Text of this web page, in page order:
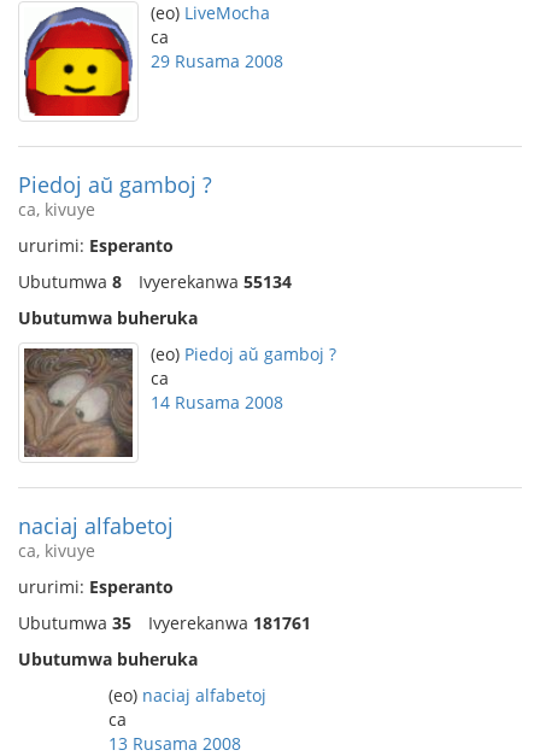
(eo) LiveMocha
ca
29 Rusama 2008
Piedoj aŭ gamboj ?
ca, kivuye
ururimi: Esperanto
Ubutumwa 8 Ivyerekanwa 55134
Ubutumwa buheruka
(eo) Piedoj aŭ gamboj ?
ca
14 Rusama 2008
naciaj alfabetoj
ca, kivuye
ururimi: Esperanto
Ubutumwa 35 Ivyerekanwa 181761
Ubutumwa buheruka
(eo) naciaj alfabetoj
ca
13 Rusama 2008